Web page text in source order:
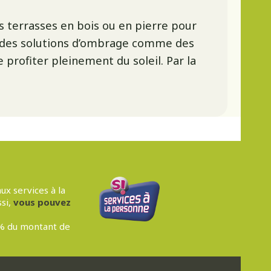
terrasses en bois ou en pierre pour
solutions d’ombrage comme des
profiter pleinement du soleil. Par la
et de l'aménagement de votre
et des éléments structurants
vos espaces avec des zones bien
pensée pour s’intégrer
regards extérieurs ? Nous tenons
services à la
vous pouvez
du montant de